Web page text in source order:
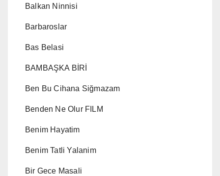
Balkan Ninnisi
Barbaroslar
Bas Belasi
BAMBAŞKA BİRİ
Ben Bu Cihana Siğmazam
Benden Ne Olur FILM
Benim Hayatim
Benim Tatli Yalanim
Bir Gece Masali